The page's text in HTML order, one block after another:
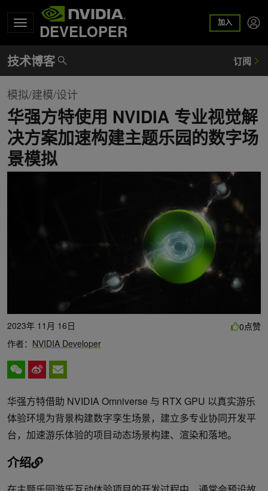
DEVELOPER 加入
模拟/建模/设计
华强方特使用 NVIDIA 专业视觉解
决方案加速构建主题乐园的数字场
景模拟
2023年 11月 16日
作者： NVIDIA Developer
0点赞
华强方特借助 NVIDIA Omniverse 与 RTX GPU 以真实游乐
体验环境为背景构建数字孪生场景，建立多专业协同开发平
台，加速游乐体验的项目动态场景构建、渲染和落地。
介绍